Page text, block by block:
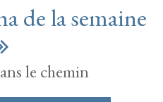
de la semaine
le chemin